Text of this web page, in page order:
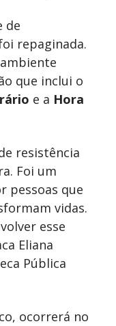
de
repaginada.
que inclui o
e a Hora
resistência
Foi um
pessoas que
vidas.
esse
Eliana
Pública
ocorrerá no